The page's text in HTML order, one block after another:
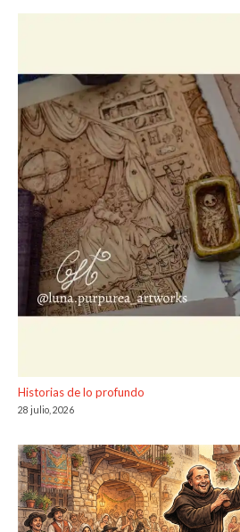
Historias de lo profundo
28 julio, 2026